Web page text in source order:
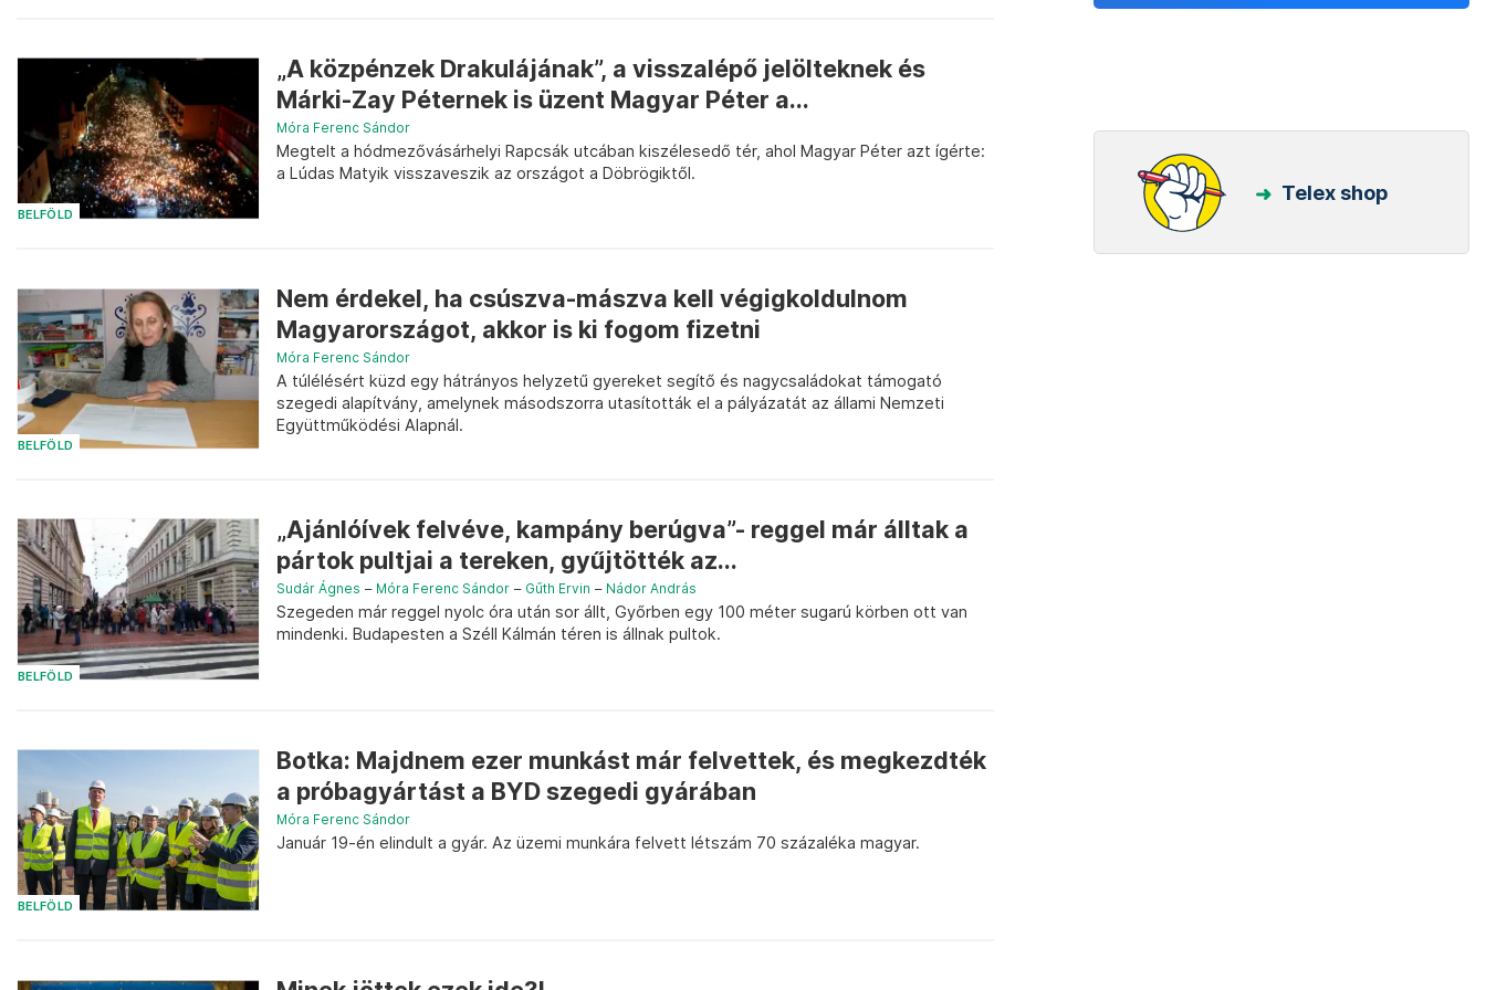
BELFÖLD
„A közpénzek Drakulájának”, a visszalépő jelölteknek és
Márki-Zay Péternek is üzent Magyar Péter a...
Móra Ferenc Sándor
Megtelt a hódmezővásárhelyi Rapcsák utcában kiszélesedő tér, ahol Magyar Péter azt ígérte:
a Lúdas Matyik visszaveszik az országot a Döbrögiktől.
BELFÖLD
Nem érdekel, ha csúszva-mászva kell végigkoldulnom
Magyarországot, akkor is ki fogom fizetni
Móra Ferenc Sándor
A túlélésért küzd egy hátrányos helyzetű gyereket segítő és nagycsaládokat támogató
szegedi alapítvány, amelynek másodszorra utasították el a pályázatát az állami Nemzeti
Együttműködési Alapnál.
BELFÖLD
„Ajánlóívek felvéve, kampány berúgva”- reggel már álltak a
pártok pultjai a tereken, gyűjtötték az...
Sudár Ágnes – Móra Ferenc Sándor – Gűth Ervin – Nádor András
Szegeden már reggel nyolc óra után sor állt, Győrben egy 100 méter sugarú körben ott van
mindenki. Budapesten a Széll Kálmán téren is állnak pultok.
BELFÖLD
Botka: Majdnem ezer munkást már felvettek, és megkezdték
a próbagyártást a BYD szegedi gyárában
Móra Ferenc Sándor
Január 19-én elindult a gyár. Az üzemi munkára felvett létszám 70 százaléka magyar.
Telex shop